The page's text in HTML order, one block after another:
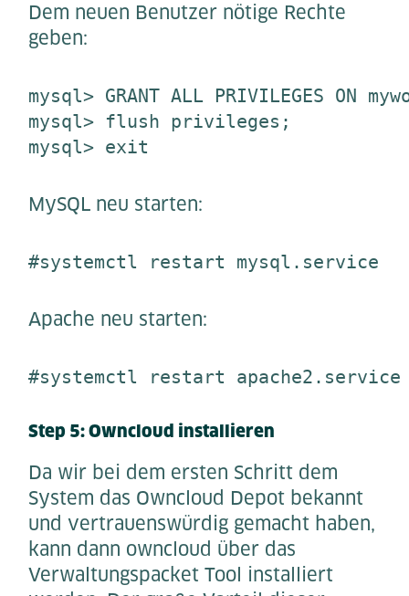
Dem neuen Benutzer nötige Rechte
geben:
mysql> GRANT ALL PRIVILEGES ON
mysql> flush privileges;
mysql> exit
MySQL neu starten:
#systemctl restart mysql.service
Apache neu starten:
#systemctl restart apache2.service
Step 5: Owncloud installieren
Da wir bei dem ersten Schritt dem
System das Owncloud Depot bekannt
und vertrauenswürdig gemacht haben,
kann dann owncloud über das
Verwaltungspacket Tool installiert